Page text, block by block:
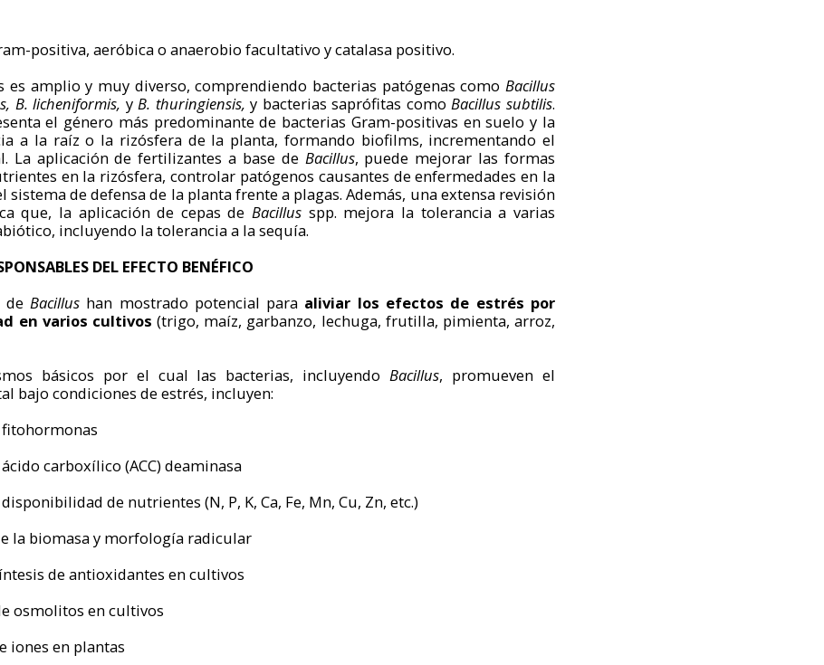
positiva, aeróbica o anaerobio facultativo y catalasa positivo.
es amplio y muy diverso, comprendiendo bacterias patógenas como Bacillus
B. licheniformis, yB. thuringiensis, y bacterias saprófitas comoBacillus subtilis.
el género más predominante de bacterias Gram-positivas en suelo y la
a la raíz o la rizósfera de la planta, formando biofilms, incrementando el
La aplicación de fertilizantes a base de Bacillus, puede mejorar las formas
en la rizósfera, controlar patógenos causantes de enfermedades en la
sistema de defensa de la planta frente a plagas. Además, una extensa revisión
que, la aplicación de cepas deBacillus spp. mejora la tolerancia a varias
incluyendo la tolerancia a la sequía.
DEL EFECTO BENÉFICO
de Bacillushan mostrado potencial para aliviar los efectos de estrés por
en varios cultivos (trigo, maíz, garbanzo, lechuga, frutilla, pimienta, arroz,
básicos por el cual las bacterias, incluyendoBacillus, promueven el
bajo condiciones de estrés, incluyen:
carboxílico (ACC) deaminasa
de nutrientes (N, P, K, Ca, Fe, Mn, Cu, Zn, etc.)
la biomasa y morfología radicular
de antioxidantes en cultivos
osmolitos en cultivos
iones en plantas